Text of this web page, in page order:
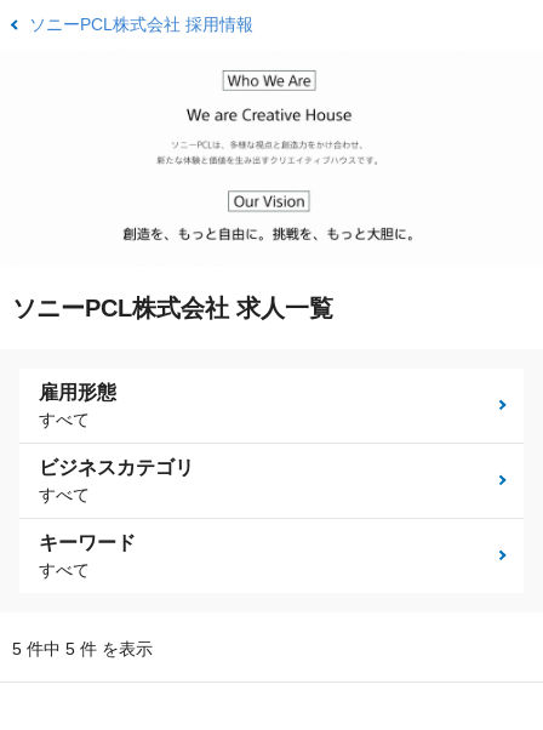
ソニーPCL株式会社 採用情報
ソニーPCL株式会社 求人一覧
雇用形態
すべて
ビジネスカテゴリ
すべて
キーワード
すべて
5 件中 5 件 を表示